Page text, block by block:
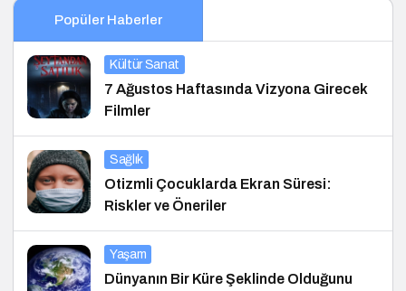
Popüler Haberler
Kültür Sanat
7 Ağustos Haftasında Vizyona Girecek
Filmler
Sağlık
Otizmli Çocuklarda Ekran Süresi:
Riskler ve Öneriler
Yaşam
Dünyanın Bir Küre Şeklinde Olduğunu